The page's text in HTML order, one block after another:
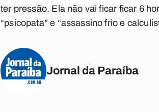
ter pressão. Ela não vai ficar ficar 6
“psicopata” e “assassino frio e
Jornal da Paraíba